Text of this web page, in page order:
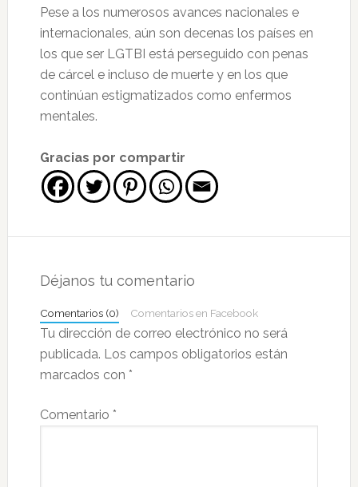
Pese a los numerosos avances nacionales e
internacionales, aún son decenas los países en
los que ser LGTBI está perseguido con penas
de cárcel e incluso de muerte y en los que
continúan estigmatizados como enfermos
mentales.
Gracias por compartir
con
lectores
Déjanos tu comentario
Comentarios (0) Comentarios en Facebook
Tu dirección de correo electrónico no será
publicada. Los campos obligatorios están
marcados con *
Comentario *